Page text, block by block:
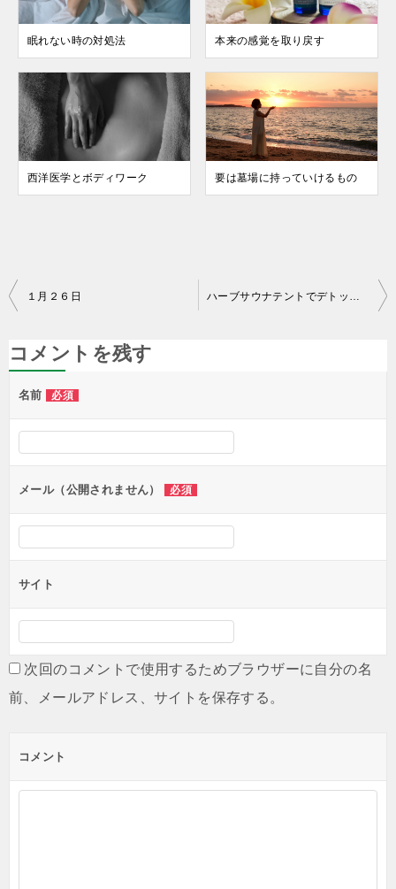
眠れない時の対処法 本来の感覚を取り戻す
西洋医学とボディワーク 要は墓場に持っていけるもの
投
ナ
ビ
ゲ
ー
ョ
ン
１月２６日 ハーブサウナテントでデトックス
コメントを残す
名前 必須
メール（公開されません） 必須
サイト
次回のコメントで使用するためブラウザーに自分の名
前、メールアドレス、サイトを保存する。
コメント